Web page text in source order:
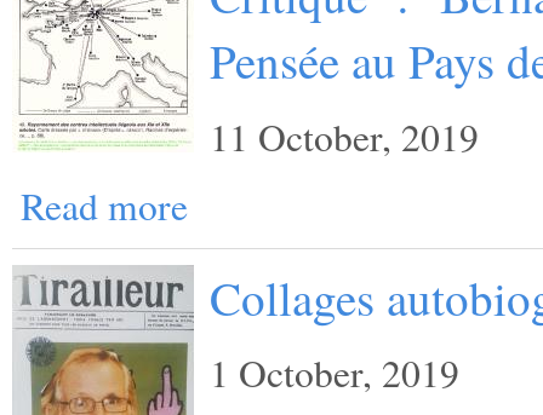
Pensée au Pays
11 October, 2019
Read more
Collages
1 October, 2019